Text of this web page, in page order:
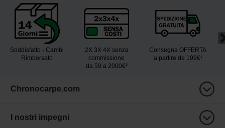
Soddisfatto - Cambi
Rimborsato
2X 3X 4X senza
commissione
da 50 a 2000€²
Consegna OFFERTA
a partire de 199€¹
Chronocarpe.com
I nostri impegni